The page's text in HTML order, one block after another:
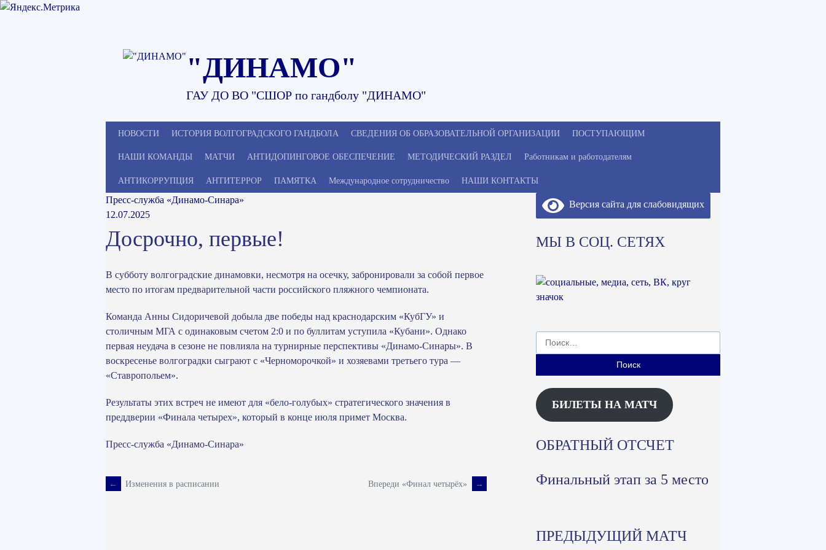
"ДИНАМО"
ГАУ ДО ВО "СШОР по гандболу "ДИНАМО"
НОВОСТИ ИСТОРИЯ ВОЛГОГРАДСКОГО ГАНДБОЛА СВЕДЕНИЯ ОБ ОБРАЗОВАТЕЛЬНОЙ ОРГАНИЗАЦИИ ПОСТУПАЮЩИМ
НАШИ КОМАНДЫ МАТЧИ АНТИДОПИНГОВОЕ ОБЕСПЕЧЕНИЕ МЕТОДИЧЕСКИЙ РАЗДЕЛ Работникам и работодателям
АНТИКОРРУПЦИЯ АНТИТЕРРОР ПАМЯТКА Международное сотрудничество НАШИ КОНТАКТЫ
Пресс-служба «Динамо-Синара»
12.07.2025
Досрочно, первые!
В субботу волгоградские динамовки, несмотря на осечку, забронировали за собой первое
место по итогам предварительной части российского пляжного чемпионата.
Команда Анны Сидоричевой добыла две победы над краснодарским «КубГУ» и
столичным МГА с одинаковым счетом 2:0 и по буллитам уступила «Кубани». Однако
первая неудача в сезоне не повлияла на турнирные перспективы «Динамо-Синары». В
воскресенье волгоградки сыграют с «Черноморочкой» и хозяевами третьего тура —
«Ставропольем».
Результаты этих встреч не имеют для «бело-голубых» стратегического значения в
преддверии «Финала четырех», который в конце июля примет Москва.
Пресс-служба «Динамо-Синара»
Навигация
← Изменения в расписании Впереди «Финал четырёх» →
Версия сайта для слабовидящих
МЫ В СОЦ. СЕТЯХ
Найти:
БИЛЕТЫ НА МАТЧ
ОБРАТНЫЙ ОТСЧЕТ
Финальный этап за 5 место
ПРЕДЫДУЩИЙ МАТЧ